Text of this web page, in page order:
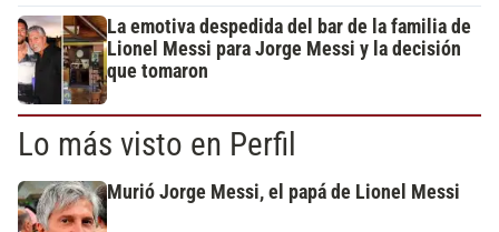
La emotiva despedida del bar de la familia de
Lionel Messi para Jorge Messi y la decisión
que tomaron
Lo más visto en Perfil
Murió Jorge Messi, el papá de Lionel Messi